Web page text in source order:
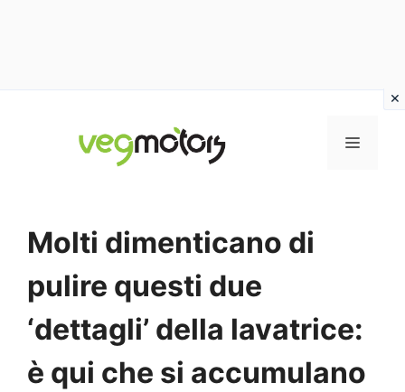
MENU
Molti dimenticano di
pulire questi due
‘dettagli’ della lavatrice:
è qui che si accumulano